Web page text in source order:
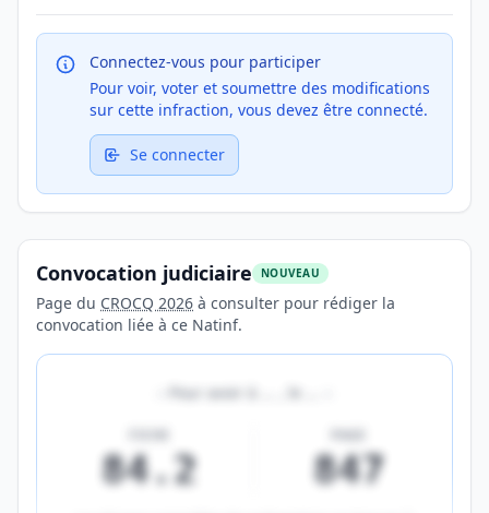
Connectez-vous pour participer
Pour voir, voter et soumettre des modifications
sur cette infraction, vous devez être connecté.
Se connecter
Convocation judiciaire NOUVEAU
Page du CROCQ 2026 à consulter pour rédiger la
convocation liée à ce Natinf.
Pour avoir à
84.2 847